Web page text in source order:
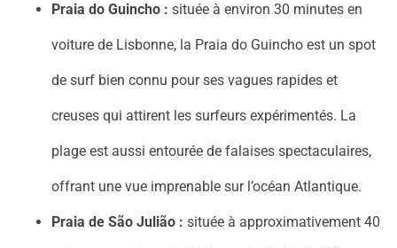
Praia do Guincho : située à environ 30 minutes en
voiture de Lisbonne, la Praia do Guincho est un spot
de surf bien connu pour ses vagues rapides et
creuses qui attirent les surfeurs expérimentés. La
plage est aussi entourée de falaises spectaculaires,
offrant une vue imprenable sur l’océan Atlantique.
Praia de São Julião : située à approximativement 40